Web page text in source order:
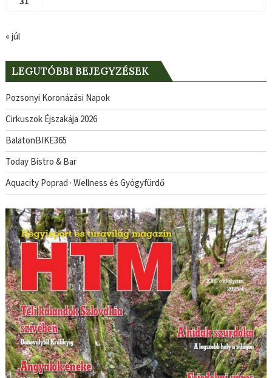
« júl
LEGUTÓBBI BEJEGYZÉSEK
Pozsonyi Koronázási Napok
Cirkuszok Éjszakája 2026
BalatonBIKE365
Today Bistro & Bar
Aquacity Poprad · Wellness és Gyógyfürdő